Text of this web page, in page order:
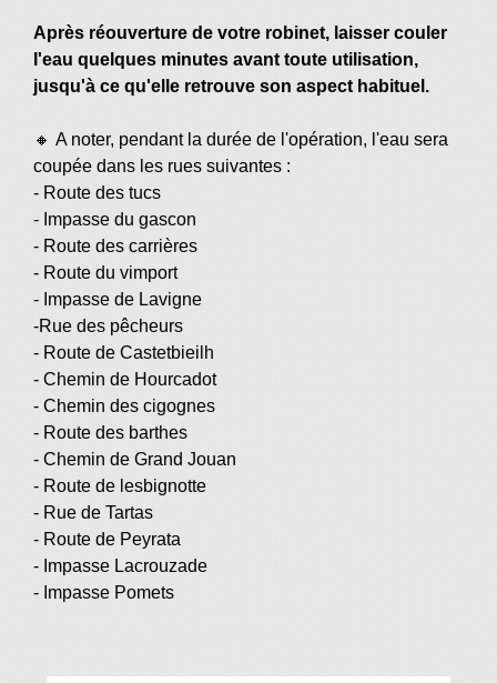
Après réouverture de votre robinet, laisser couler
l'eau quelques minutes avant toute utilisation,
jusqu'à ce qu'elle retrouve son aspect habituel.
🔸 A noter, pendant la durée de l'opération, l'eau sera
coupée dans les rues suivantes :
- Route des tucs
- Impasse du gascon
- Route des carrières
- Route du vimport
- Impasse de Lavigne
-Rue des pêcheurs
- Route de Castetbieilh
- Chemin de Hourcadot
- Chemin des cigognes
- Route des barthes
- Chemin de Grand Jouan
- Route de lesbignotte
- Rue de Tartas
- Route de Peyrata
- Impasse Lacrouzade
- Impasse Pomets​​​​​​​